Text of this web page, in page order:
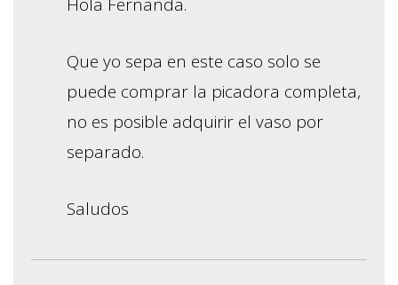
Hola Fernanda.
Que yo sepa en este caso solo se
puede comprar la picadora completa,
no es posible adquirir el vaso por
separado.
Saludos